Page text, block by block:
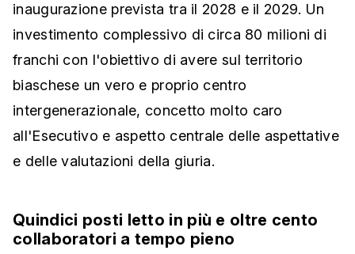
inaugurazione prevista tra il 2028 e il 2029. Un
investimento complessivo di circa 80 milioni di
franchi con l'obiettivo di avere sul territorio
biaschese un vero e proprio centro
intergenerazionale, concetto molto caro
all'Esecutivo e aspetto centrale delle aspettative
e delle valutazioni della giuria.
Quindici posti letto in più e oltre cento
collaboratori a tempo pieno